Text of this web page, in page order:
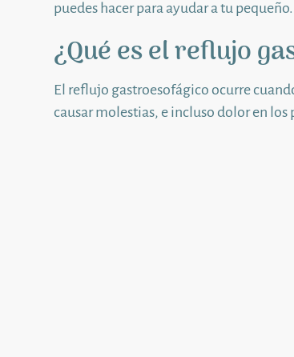
puedes hacer para ayudar a tu
¿Qué es el reflujo
El reflujo gastroesofágico ocurre
causar molestias, e incluso dolor en